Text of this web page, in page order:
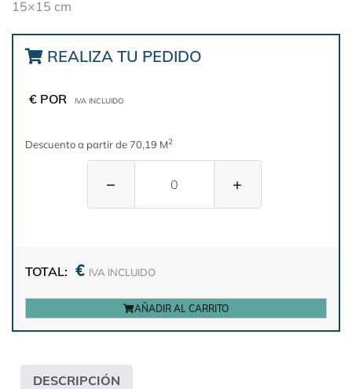
15×15 cm
REALIZA TU PEDIDO
€ POR IVA INCLUIDO
Descuento a partir de 70,19 M2
− +
TOTAL: € IVA INCLUIDO
AÑADIR AL CARRITO
DESCRIPCIÓN